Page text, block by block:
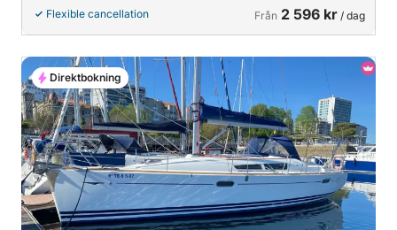
Flexible cancellation Från 2 596 kr / dag
Direktbokning